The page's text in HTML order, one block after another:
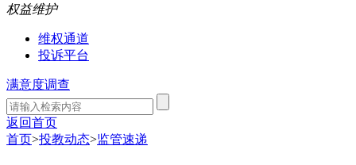
权益维护
维权通道
投诉平台
满意度调查
返回首页
首页>投教动态>监管速递